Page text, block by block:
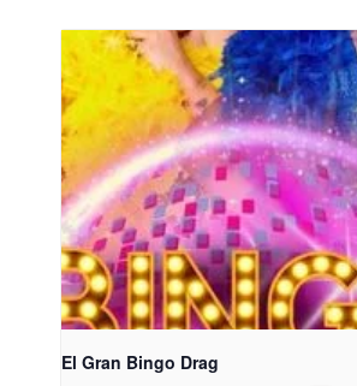
El Gran Bingo Drag